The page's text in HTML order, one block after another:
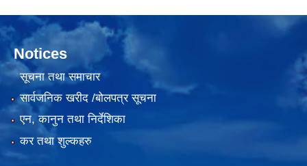
Notices
सूचना तथा समाचार
सार्वजनिक खरीद /बोलपत्र सूचना
एन, कानुन तथा निर्देशिका
कर तथा शुल्कहरु